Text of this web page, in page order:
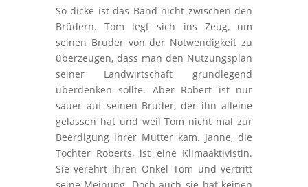
So dicke ist das Band nicht zwischen den
Brüdern. Tom legt sich ins Zeug, um
seinen Bruder von der Notwendigkeit zu
überzeugen, dass man den Nutzungsplan
seiner Landwirtschaft grundlegend
überdenken sollte. Aber Robert ist nur
sauer auf seinen Bruder, der ihn alleine
gelassen hat und weil Tom nicht mal zur
Beerdigung ihrer Mutter kam. Janne, die
Tochter Roberts, ist eine Klimaaktivistin.
Sie verehrt ihren Onkel Tom und vertritt